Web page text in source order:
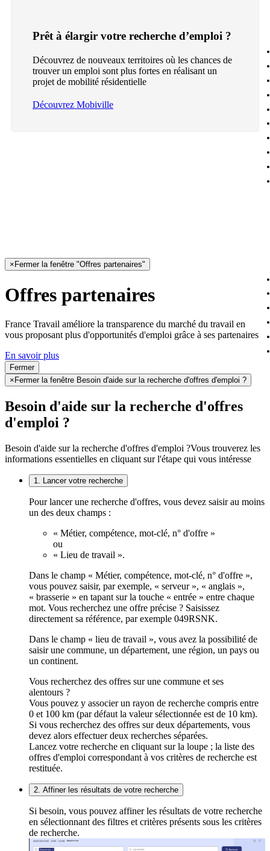
Prêt à élargir votre recherche d’emploi ?
Découvrez de nouveaux territoires où les chances de
trouver un emploi sont plus fortes en réalisant un
projet de mobilité résidentielle
Découvrez Mobiville
× Fermer la fenêtre "Offres partenaires"
Offres partenaires
France Travail améliore la transparence du marché du travail en
vous proposant plus d'opportunités d'emploi grâce à ses partenaires
En savoir plus
Fermer
× Fermer la fenêtre Besoin d'aide sur la recherche d'offres d'emploi ?
Besoin d'aide sur la recherche d'offres
d'emploi ?
Besoin d'aide sur la recherche d'offres d'emploi ?Vous trouverez les
informations essentielles en cliquant sur l'étape qui vous intéresse
1. Lancer votre recherche
Pour lancer une recherche d'offres, vous devez saisir au moins
un des deux champs :
« Métier, compétence, mot-clé, n° d'offre »
ou
« Lieu de travail ».
Dans le champ « Métier, compétence, mot-clé, n° d'offre »,
vous pouvez saisir, par exemple, « serveur », « anglais »,
« brasserie » en tapant sur la touche « entrée » entre chaque
mot. Vous recherchez une offre précise ? Saisissez
directement sa référence, par exemple 049RSNK.
Dans le champ « lieu de travail », vous avez la possibilité de
saisir une commune, un département, une région, un pays ou
un continent.
Vous recherchez des offres sur une commune et ses
alentours ?
Vous pouvez y associer un rayon de recherche compris entre
0 et 100 km (par défaut la valeur sélectionnée est de 10 km).
Si vous recherchez des offres sur deux départements, vous
devez alors effectuer deux recherches séparées.
Lancez votre recherche en cliquant sur la loupe ; la liste des
offres d'emploi correspondant à vos critères de recherche est
restituée.
2. Affiner les résultats de votre recherche
Si besoin, vous pouvez affiner les résultats de votre recherche
en sélectionnant des filtres et critères présents sous les critères
de recherche.